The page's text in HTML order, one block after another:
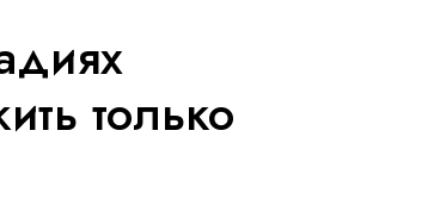
только